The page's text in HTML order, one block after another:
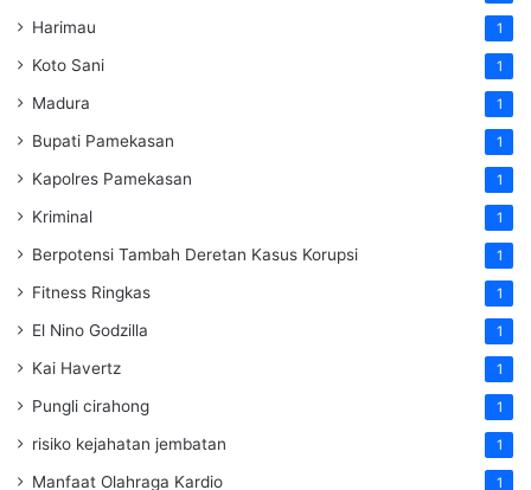
Harimau 1
Koto Sani 1
Madura 1
Bupati Pamekasan 1
Kapolres Pamekasan 1
Kriminal 1
Berpotensi Tambah Deretan Kasus Korupsi 1
Fitness Ringkas 1
El Nino Godzilla 1
Kai Havertz 1
Pungli cirahong 1
risiko kejahatan jembatan 1
Manfaat Olahraga Kardio 1